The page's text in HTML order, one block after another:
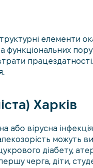
елементи
функціональних
працездатності.
Харків
вірусна
можуть
діабету,
черга, діти,